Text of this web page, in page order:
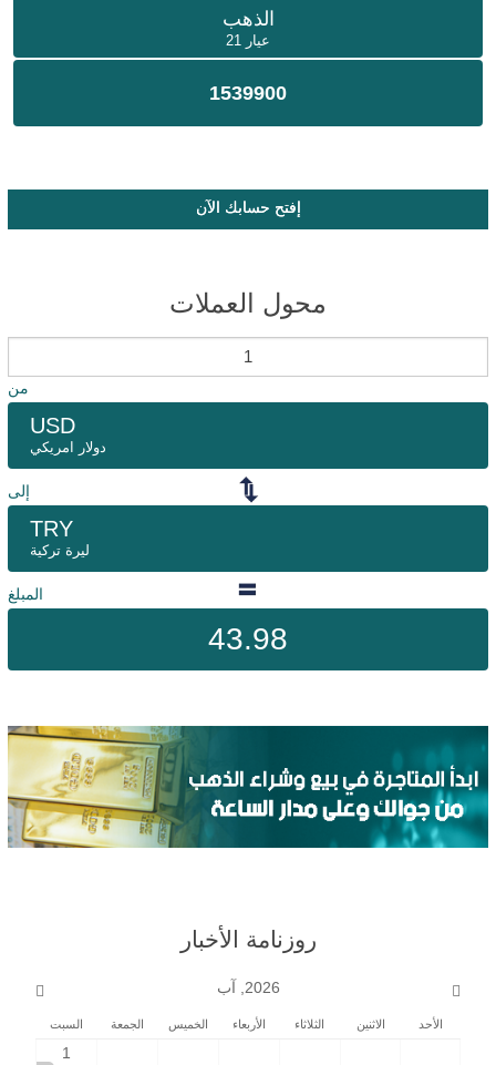
الذهب
عيار 21
1539900
إفتح حسابك الآن
محول العملات
من
USD
دولار امريكي
إلى
TRY
ليرة تركية
المبلغ
43.98
روزنامة الأخبار
2026, آب
الأحد الاثنين الثلاثاء الأربعاء الخميس الجمعة السبت
1